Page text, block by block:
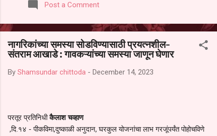
नाहीत. तसेच सर्व पालकांना विश्वासात न घेता निवड प्रक्रिया पूर्ण करण्यात
करण्यात यावी आणि सर्व पालकांच्या उपस्थितीत मतदान पद्धतीने शालेय समितीची
फेरनिवडणूक घेण्यात यावी, अशी मागणी पालकांनी केली आहे. या निवेदनाच्या प्रती
जिल्हा शिक्षण अधिकारी (प्राथमिक), जालना तसेच तालुका शिक्षण अधिकारी,
परतूर यांनाही पाठविण्यात आल्या असून प्रशासन याबाबत काय निर्णय घेते, याकडे
Post a Comment
नागरिकांच्या समस्या सोडविण्यासाठी प्रयत्नशील-
संतराम आखाडे : गावकऱ्यांच्या समस्या जाणून घेणार
By Shamsundar chittoda - December 14, 2023
परतूर प्रतिनिधीकैलाश चव्हाण
,दि.१४ - पीकविमा,दुष्काळी अनुदान, घरकुल योजनांचा लाभ गरजूंपर्यंत पोहोचविणे